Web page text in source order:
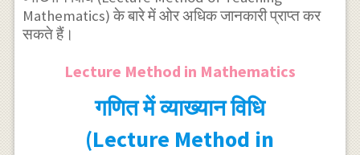
Mathematics) के बारे में ओर अधिक जानकारी प्राप्त कर
सकते हैं।
Lecture Method in Mathematics
गणित में व्याख्यान विधि
(Lecture Method in